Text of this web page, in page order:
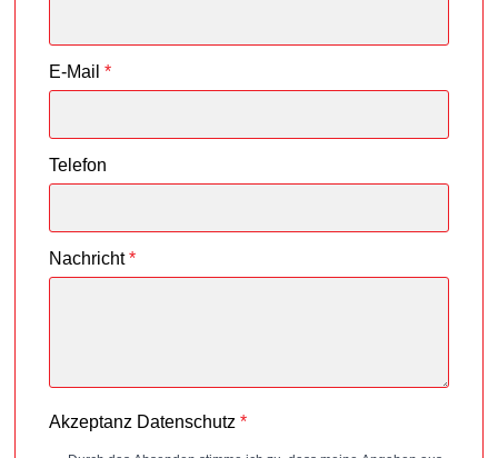
E-Mail *
Telefon
Nachricht *
Akzeptanz Datenschutz *